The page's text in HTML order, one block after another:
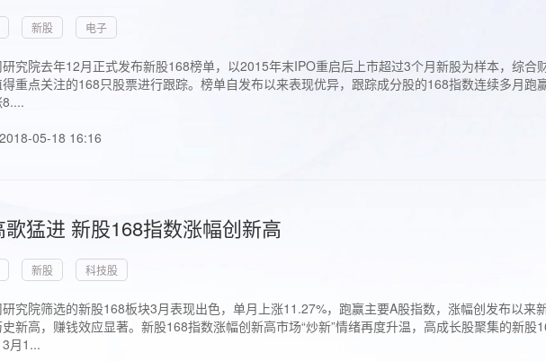
新股 电子
究院去年12月正式发布新股168榜单，以2015年末IPO重启后上市超过3个月新股为样本，综合
重点关注的168只股票进行跟踪。榜单自发布以来表现优异，跟踪成分股的168指数连续多月跑
2018-05-18 16:16
猛进 新股168指数涨幅创新高
新股 科技股
究院筛选的新股168板块3月表现出色，单月上涨11.27%，跑赢主要A股指数，涨幅创发布以来
新高，赚钱效应显著。新股168指数涨幅创新高市场“炒新”情绪再度升温，高成长股聚集的新
月1...